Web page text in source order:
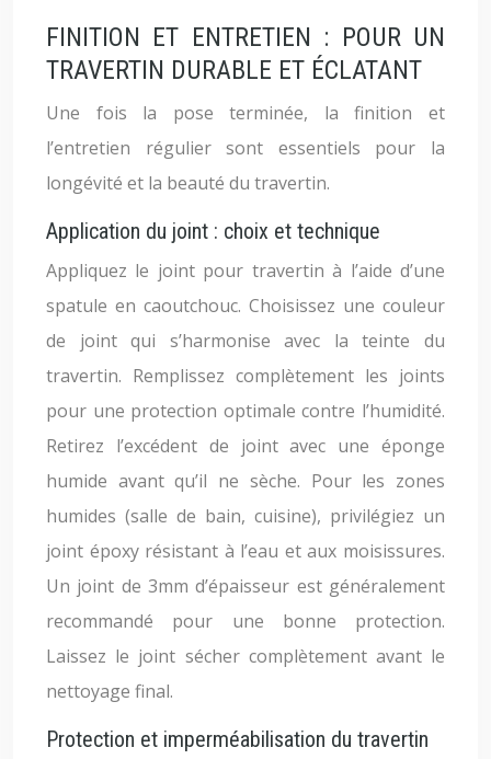
FINITION ET ENTRETIEN : POUR UN
TRAVERTIN DURABLE ET ÉCLATANT
Une fois la pose terminée, la finition et
l’entretien régulier sont essentiels pour la
longévité et la beauté du travertin.
Application du joint : choix et technique
Appliquez le joint pour travertin à l’aide d’une
spatule en caoutchouc. Choisissez une couleur
de joint qui s’harmonise avec la teinte du
travertin. Remplissez complètement les joints
pour une protection optimale contre l’humidité.
Retirez l’excédent de joint avec une éponge
humide avant qu’il ne sèche. Pour les zones
humides (salle de bain, cuisine), privilégiez un
joint époxy résistant à l’eau et aux moisissures.
Un joint de 3mm d’épaisseur est généralement
recommandé pour une bonne protection.
Laissez le joint sécher complètement avant le
nettoyage final.
Protection et imperméabilisation du travertin